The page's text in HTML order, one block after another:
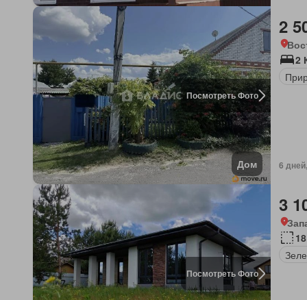
Посмотреть Фото
Дом
2
2
6
Посмотреть Фото
3